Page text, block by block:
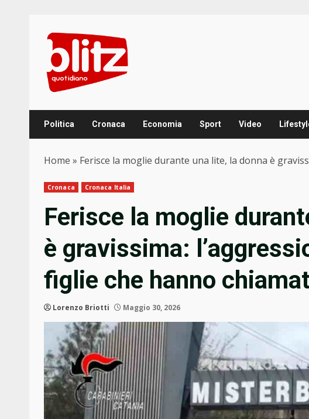
content
Politica Cronaca Economia Sport Video
Home » Ferisce la moglie durante una lite, la donna è
Cronaca Cronaca Italia
Ferisce la moglie
è gravissima:
figlie che hanno
Lorenzo Briotti Maggio 30, 2026